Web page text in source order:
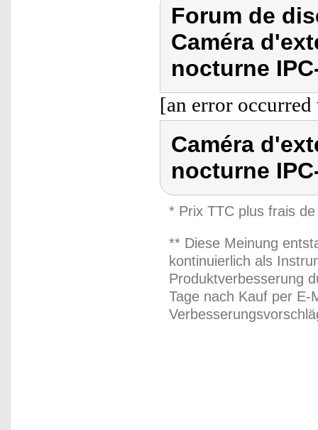
Forum de
Caméra
nocturne
[an error
Caméra
nocturne
* Prix TTC plus frais
** Diese Meinung
kontinuierlich als
Produktverbesserung
Tage nach Kauf per E-